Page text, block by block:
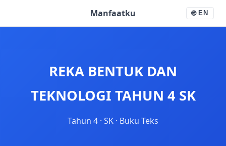
Manfaatku 🌐 EN
REKA BENTUK DAN
TEKNOLOGI TAHUN 4 SK
Tahun 4 · SK · Buku Teks